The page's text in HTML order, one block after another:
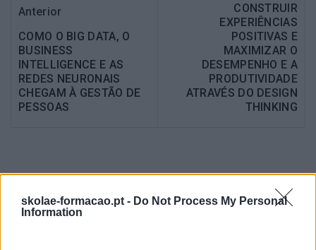
skolae-formacao.pt - Do Not Process My Personal
Information
Anterior
COMO O BIG DATA, O
BUSINESS
INTELLIGENCE E AS
REDES NEURONAIS
CHEGAM À GESTÃO DE
PESSOAS
CONSTRUIR
EXPERIÊNCIAS
POSITIVAS E
MAXIMIZAR O
DESEMPENHO E A
PRODUTIVIDADE
ATRAVÉS DO DESIGN
THINKING
Também Poderá Gostar